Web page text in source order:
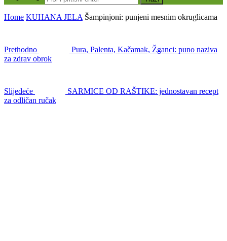
Home KUHANA JELA Šampinjoni: punjeni mesnim okruglicama
Prethodno
Pura, Palenta, Kačamak, Žganci: puno naziva
za zdrav obrok
Slijedeće
SARMICE OD RAŠTIKE: jednostavan recept
za odličan ručak